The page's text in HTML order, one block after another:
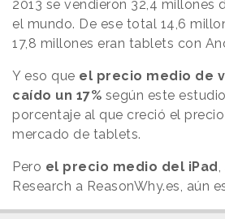
2013 se vendieron 32,4 millones
el mundo. De ese total 14,6
17,8 millones eran tablets con
Y eso que el precio medio de
caído un 17% según este
porcentaje al que creció el
mercado de tablets.
Pero el precio medio del iPad
Research a ReasonWhy.es, aún